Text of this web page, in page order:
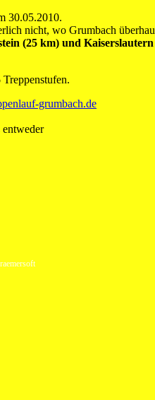
30.05.2010.
nicht, wo Grumbach
(25 km) und
grumbach.de